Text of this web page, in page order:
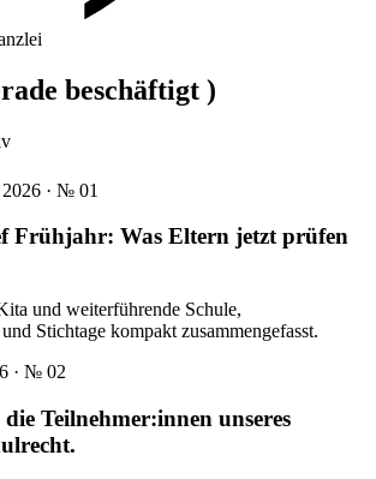
beschäftigt )
· № 01
Frühjahr: Was Eltern jetzt prüfen
und weiterführende Schule,
Stichtage kompakt zusammengefasst.
· № 02
Teilnehmer:innen unseres